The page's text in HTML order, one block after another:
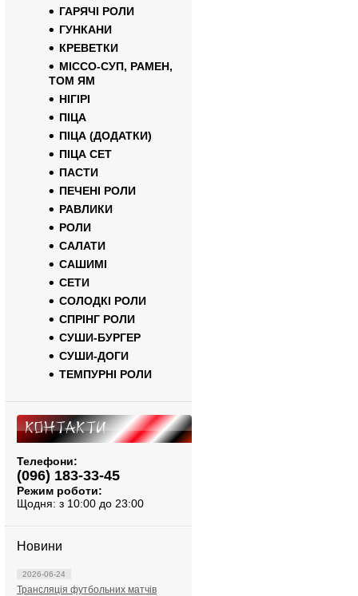
ГАРЯЧІ РОЛИ
ГУНКАНИ
КРЕВЕТКИ
МІССО-СУП, РАМЕН,
ТОМ ЯМ
НІГІРІ
ПІЦА
ПІЦА (ДОДАТКИ)
ПІЦА СЕТ
ПАСТИ
ПЕЧЕНІ РОЛИ
РАВЛИКИ
РОЛИ
САЛАТИ
САШИМІ
СЕТИ
СОЛОДКІ РОЛИ
СПРІНГ РОЛИ
СУШИ-БУРГЕР
СУШИ-ДОГИ
ТЕМПУРНІ РОЛИ
Контакти
Телефони:
(096) 183-33-45
Режим роботи:
Щодня: з 10:00 до 23:00
Новини
2026-06-24
Трансляція футбольних матчів